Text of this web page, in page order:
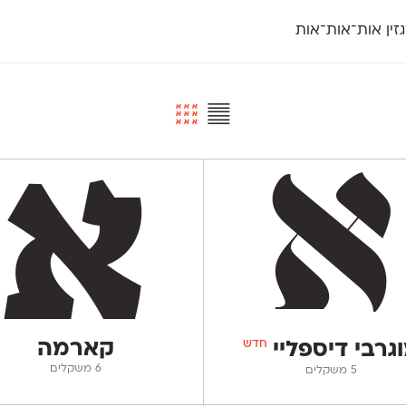
אות־אות־אות
פריימריז
פרנק־רי
פרנק־רי צר
קדם סריף
קרוואן
תעמולה
דיספליי חדש
‫5 משקלים
קארמה
‫6 משקלים